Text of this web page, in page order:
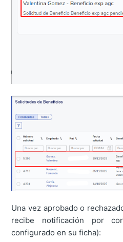
Una vez aprobado o
recibe notificación por
configurado en su ficha):